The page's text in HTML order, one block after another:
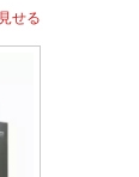
せる